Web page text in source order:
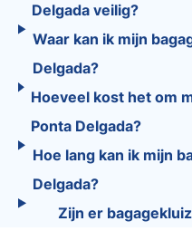
Delgada veilig?
Waar kan ik mijn
Delgada?
Hoeveel kost het om
Ponta Delgada?
Hoe lang kan ik mijn
Delgada?
Zijn er